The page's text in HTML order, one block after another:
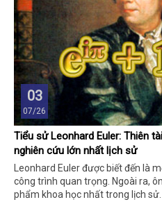
03
07/26
Tiểu sử Leonhard Euler: Thiên
nghiên cứu lớn nhất lịch sử
Leonhard Euler được biết đến là
công trình quan trọng. Ngoài ra,
phẩm khoa học nhất trong lịch sử.